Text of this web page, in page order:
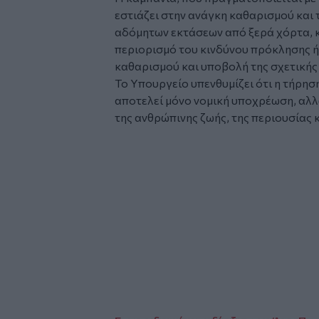
εστιάζει στην ανάγκη καθαρισμού
αδόμητων εκτάσεων από ξερά χόρτα,
περιορισμό του κινδύνου
καθαρισμού και υποβολή της
Το Υπουργείο υπενθυμίζει ότι η
αποτελεί μόνο νομική υποχρέωση,
της ανθρώπινης ζωής, της περιουσίας